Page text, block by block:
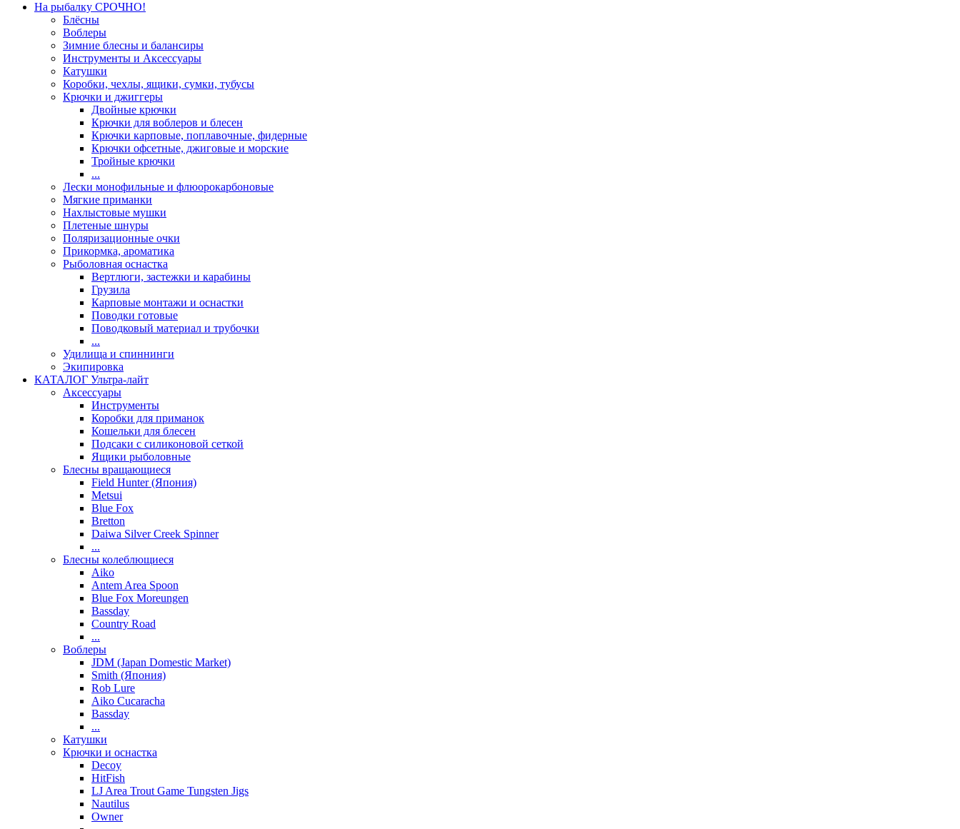
На рыбалку СРОЧНО!
Блёсны
Воблеры
Зимние блесны и балансиры
Инструменты и Аксессуары
Катушки
Коробки, чехлы, ящики, сумки, тубусы
Крючки и джиггеры
Двойные крючки
Крючки для воблеров и блесен
Крючки карповые, поплавочные, фидерные
Крючки офсетные, джиговые и морские
Тройные крючки
...
Лески монофильные и флюорокарбоновые
Мягкие приманки
Нахлыстовые мушки
Плетеные шнуры
Поляризационные очки
Прикормка, ароматика
Рыболовная оснастка
Вертлюги, застежки и карабины
Грузила
Карповые монтажи и оснастки
Поводки готовые
Поводковый материал и трубочки
...
Удилища и спиннинги
Экипировка
КАТАЛОГ Ультра-лайт
Аксессуары
Инструменты
Коробки для приманок
Кошельки для блесен
Подсаки с силиконовой сеткой
Ящики рыболовные
Блесны вращающиеся
Field Hunter (Япония)
Metsui
Blue Fox
Bretton
Daiwa Silver Creek Spinner
...
Блесны колеблющиеся
Aiko
Antem Area Spoon
Blue Fox Moreungen
Bassday
Country Road
...
Воблеры
JDM (Japan Domestic Market)
Smith (Япония)
Rob Lure
Aiko Cucaracha
Bassday
...
Катушки
Крючки и оснастка
Decoy
HitFish
LJ Area Trout Game Tungsten Jigs
Nautilus
Owner